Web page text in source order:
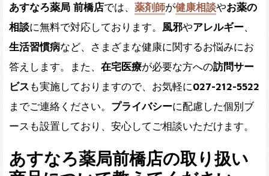
あすなろ薬局 前橋店では、 薬剤師が健康相談やお薬の
相談に無料で対応しております。 風邪やアレルギー、
生活習慣病など、さまざまな健康に関するお悩みにお
答えします。また、 在宅医療が必要な方への訪問サー
ビス も実施しておりますので、お気軽に027-212-5522
までご連絡ください。 プライバシーに配慮した個別ブ
ースも設置しており、安心してご相談いただけます。
あすなろ薬局前橋店の取り扱い